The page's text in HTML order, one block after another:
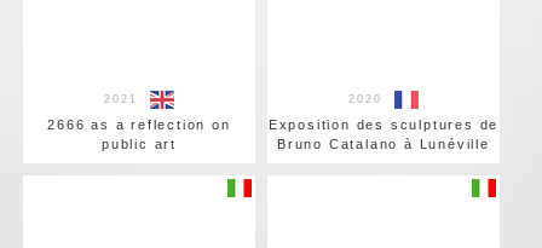
2021
2666 as a reflection on
public art
2020
Exposition des sculptures de
Bruno Catalano à Lunéville